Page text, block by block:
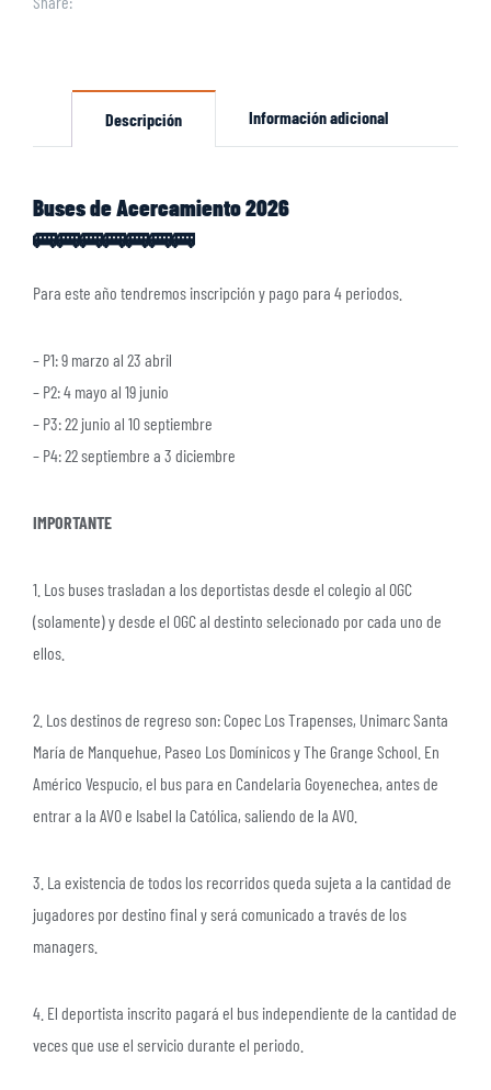
Descripción Información adicional
Buses de Acercamiento 2026
🚌🚌🚌🚌🚌🚌🚌
Para este año tendremos inscripción y pago para 4 periodos.
– P1: 9 marzo al 23 abril
– P2: 4 mayo al 19 junio
– P3: 22 junio al 10 septiembre
– P4: 22 septiembre a 3 diciembre
IMPORTANTE
1. Los buses trasladan a los deportistas desde el colegio al OGC
(solamente) y desde el OGC al destinto selecionado por cada uno de
ellos.
2. Los destinos de regreso son: Copec Los Trapenses, Unimarc Santa
María de Manquehue, Paseo Los Domínicos y The Grange School. En
Américo Vespucio, el bus para en Candelaria Goyenechea, antes de
entrar a la AVO e Isabel la Católica, saliendo de la AVO.
3. La existencia de todos los recorridos queda sujeta a la cantidad de
jugadores por destino final y será comunicado a través de los
managers.
4. El deportista inscrito pagará el bus independiente de la cantidad de
veces que use el servicio durante el periodo.